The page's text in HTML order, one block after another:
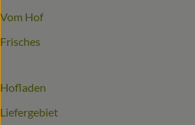
Vom Hof
Frisches
Hofladen
Liefergebiet